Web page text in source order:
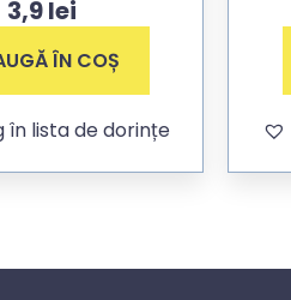
3,9lei
ÎN COȘ
în lista de dorințe